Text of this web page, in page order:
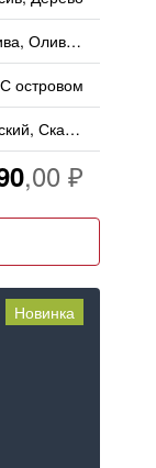
Зеленый, Дуб, Дерево, Олива, Оливковый
островом
Лофт, Прованс, Классический, Скандинавский, Кантри
Новинка